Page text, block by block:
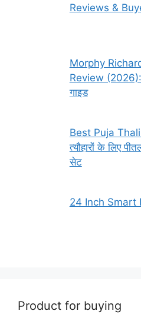
Reviews &
Morphy
Review (2026):
गाइड
Best Puja
त्यौहारों के लिए
सेट
24 Inch Smart
Product for buying